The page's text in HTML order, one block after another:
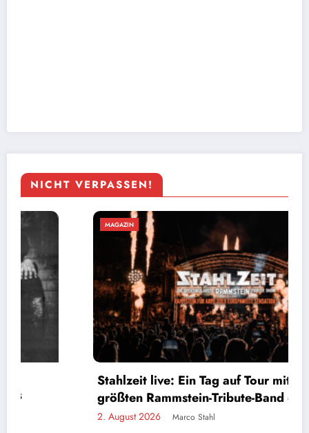
NICHT VERPASSEN!
MAGAZIN
live: Ein Tag auf Tour mit der
Rammstein-Tribute-Band der Welt
Marco Stahl